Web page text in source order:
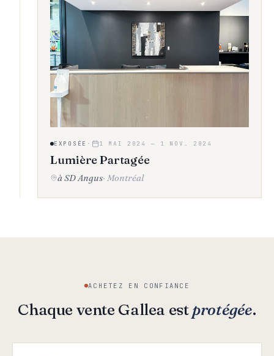
EXPOSÉE · 1 MAI 2024 — 1 NOV. 2024
Lumière Partagée
à SD Angus· Montréal
ACHETEZ EN CONFIANCE
Chaque vente Gallea estprotégée.